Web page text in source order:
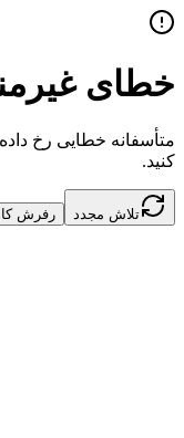
خطای
متأسفانه خطایی رخ
کنید.
تلاش مجدد رفرش